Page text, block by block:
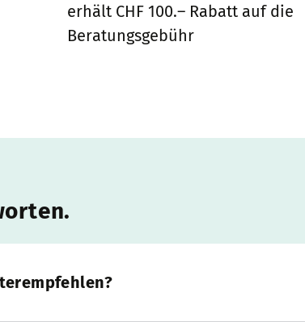
erhält CHF 100.– Rabatt auf die
Beratungsgebühr